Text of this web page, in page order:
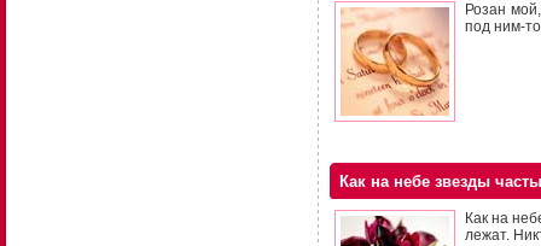
Розан
под ним-
Как на небе звезды часты
Как на
лежат.